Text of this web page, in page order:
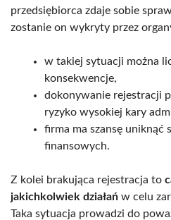
przedsiębiorca zdaje sobie
zostanie on wykryty przez
w takiej sytuacji można
konsekwencje,
dokonywanie rejestracji
ryzyko wysokiej kary
firma ma szansę uniknąć
finansowych.
Z kolei brakująca rejestracja to
jakichkolwiek działań w celu
Taka sytuacja prowadzi do